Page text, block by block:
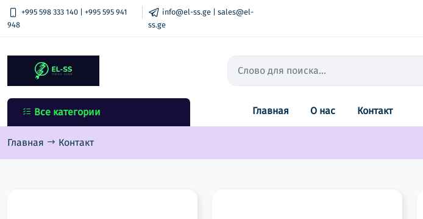
+995 598 333 140 | +995 595 941
948
info@el-ss.ge | sales@el-
ss.ge
Все категории
автоматический выключатель
КЛЕММЫ
Все категории Главная О нас Контакт
Главная Контакт